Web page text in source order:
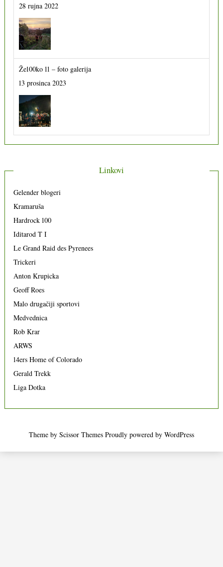
28 rujna 2022
Že100ko 11 – foto galerija
13 prosinca 2023
Linkovi
Gelender blogeri
Kramaruša
Hardrock 100
Iditarod T I
Le Grand Raid des Pyrenees
Trickeri
Anton Krupicka
Geoff Roes
Malo drugačiji sportovi
Medvednica
Rob Krar
ARWS
14ers Home of Colorado
Gerald Trekk
Liga Dotka
Theme by Scissor Themes Proudly powered by WordPress